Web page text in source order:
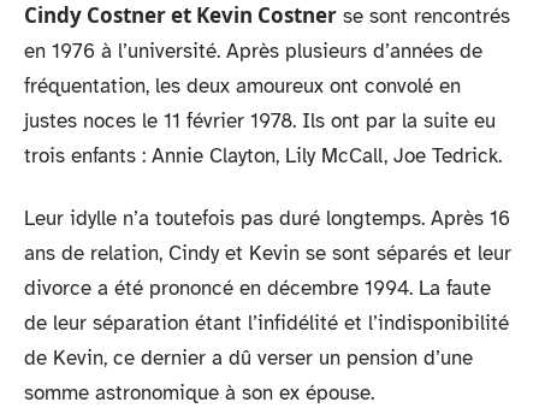
Cindy Costner et Kevin Costner se sont rencontrés
en 1976 à l’université. Après plusieurs d’années de
fréquentation, les deux amoureux ont convolé en
justes noces le 11 février 1978. Ils ont par la suite eu
trois enfants : Annie Clayton, Lily McCall, Joe Tedrick.
Leur idylle n’a toutefois pas duré longtemps. Après 16
ans de relation, Cindy et Kevin se sont séparés et leur
divorce a été prononcé en décembre 1994. La faute
de leur séparation étant l’infidélité et l’indisponibilité
de Kevin, ce dernier a dû verser un pension d’une
somme astronomique à son ex épouse.